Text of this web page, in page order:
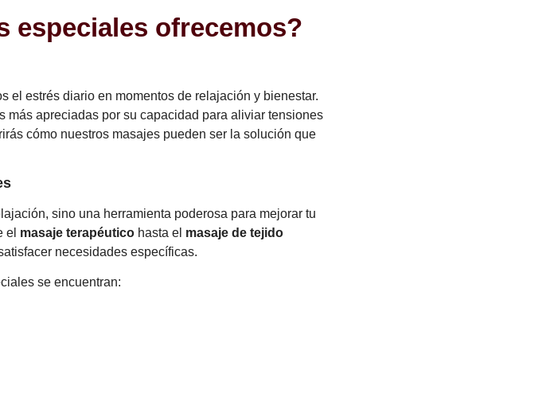
especiales ofrecemos?
el estrés diario en momentos de relajación y bienestar.
más apreciadas por su capacidad para aliviar tensiones
cómo nuestros masajes pueden ser la solución que
sino una herramienta poderosa para mejorar tu
el masaje terapéutico hasta el masaje de tejido
necesidades específicas.
se encuentran: